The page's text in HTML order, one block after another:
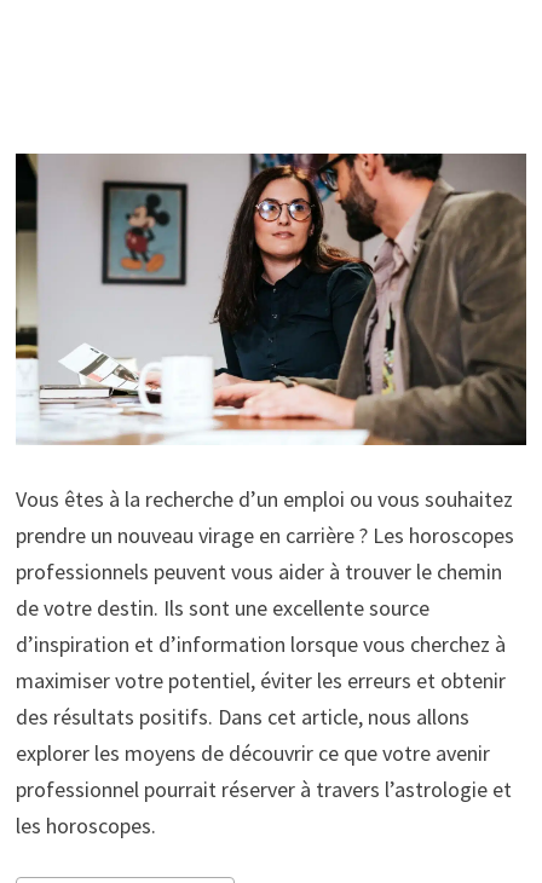
Vous êtes à la recherche d’un emploi ou vous souhaitez
prendre un nouveau virage en carrière ? Les horoscopes
professionnels peuvent vous aider à trouver le chemin
de votre destin. Ils sont une excellente source
d’inspiration et d’information lorsque vous cherchez à
maximiser votre potentiel, éviter les erreurs et obtenir
des résultats positifs. Dans cet article, nous allons
explorer les moyens de découvrir ce que votre avenir
professionnel pourrait réserver à travers l’astrologie et
les horoscopes.